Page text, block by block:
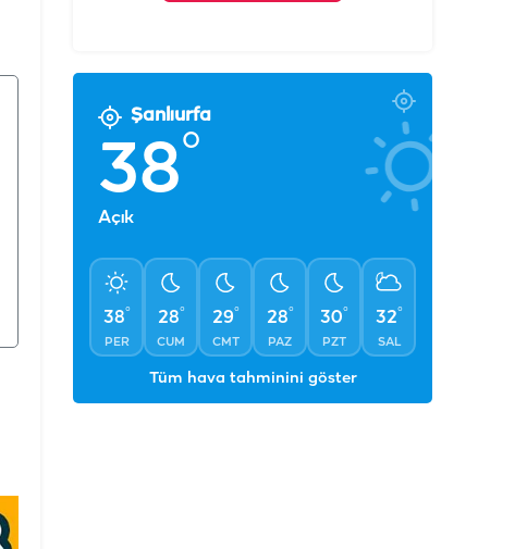
Şanlıurfa
38°
Açık
38°
PER
28°
CUM
29°
CMT
28°
PAZ
30°
PZT
32°
SAL
Tüm hava tahminini göster